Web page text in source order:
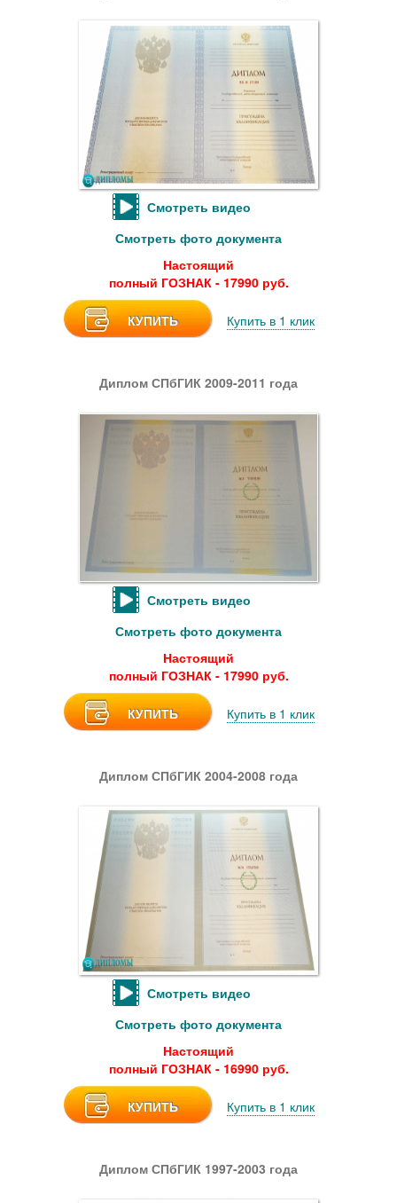
Смотреть видео
Смотреть фото документа
Настоящий
полный ГОЗНАК - 17990 руб.
КУПИТЬ Купить в 1 клик
Диплом СПбГИК 2009-2011 года
Смотреть видео
Смотреть фото документа
Настоящий
полный ГОЗНАК - 17990 руб.
КУПИТЬ Купить в 1 клик
Диплом СПбГИК 2004-2008 года
Смотреть видео
Смотреть фото документа
Настоящий
полный ГОЗНАК - 16990 руб.
КУПИТЬ Купить в 1 клик
Диплом СПбГИК 1997-2003 года